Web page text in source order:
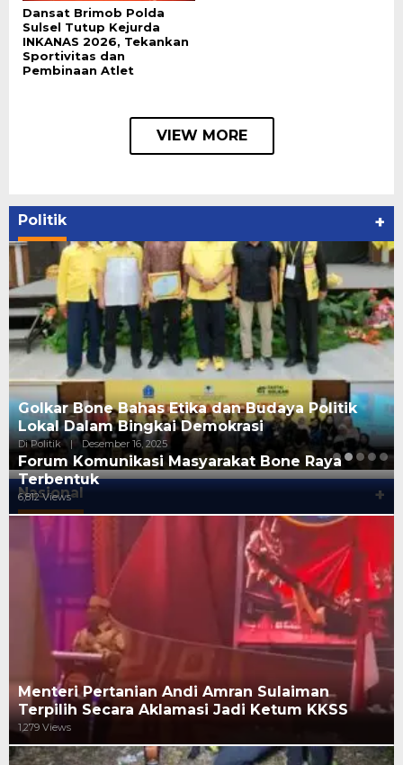
Dansat Brimob Polda
Sulsel Tutup Kejurda
INKANAS 2026, Tekankan
Sportivitas dan
Pembinaan Atlet
VIEW MORE
Politik +
Golkar Bone Bahas Etika dan Budaya Politik
Lokal Dalam Bingkai Demokrasi
Di Politik | Desember 16, 2025
Nasional +
Forum Komunikasi Masyarakat Bone Raya
Terbentuk
6,812 Views
Menteri Pertanian Andi Amran Sulaiman
Terpilih Secara Aklamasi Jadi Ketum KKSS
1,279 Views